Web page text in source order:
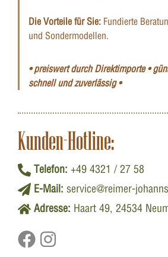
Die Vorteile für Sie: Fundierte
und Sondermodellen.
• preiswert durch Direktimporte •
schnell und zuverlässig •
Kunden-Hotline:
Telefon: +49 4321 / 27 58
E-Mail: service@reimer-
Adresse: Haart 49, 24534